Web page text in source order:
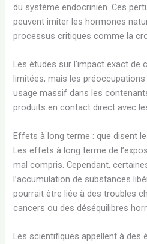
du système endocrinien. Ces
peuvent imiter les hormones
processus critiques comme la
Les études sur l’impact exact de
limitées, mais les
usage massif dans les
produits en contact direct avec
Effets à long terme : que disent
Les effets à long terme de
mal compris. Cependant,
l’accumulation de substances
pourrait être liée à des troubles
cancers ou des déséquilibres
Les scientifiques appellent à des